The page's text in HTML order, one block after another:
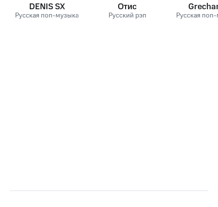
DENIS SX
Русская поп-музыка
Отис
Русский рэп Русская